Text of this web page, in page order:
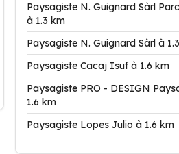
Paysagiste N. Guignard Sàrl
à 1.3 km
Paysagiste N. Guignard Sàrl à
Paysagiste Cacaj Isuf à 1.6 km
Paysagiste PRO - DESIGN
1.6 km
Paysagiste Lopes Julio à 1.6 km